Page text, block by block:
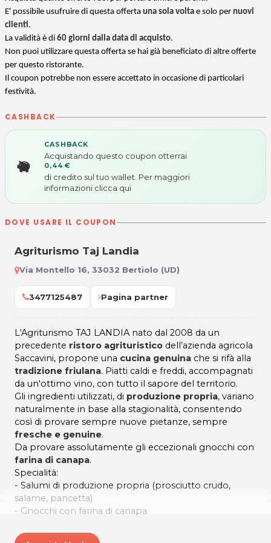
E' possibile usufruire di questa offerta una sola volta e solo per nuovi
clienti.
La validità è di 60 giorni dalla data di acquisto.
Non puoi utilizzare questa offerta se hai già beneficiato di altre offerte
per questo ristorante.
Il coupon potrebbe non essere accettato in occasione di particolari
festività.
CASHBACK
CASHBACK
Acquistando questo coupon otterrai
0,44 €
di credito sul tuo wallet. Per maggiori
informazioni clicca qui
DOVE USARE IL COUPON
Agriturismo Taj Landia
Via Montello 16, 33032 Bertiolo (UD)
3477125487 Pagina partner
L'Agriturismo TAJ LANDIA nato dal 2008 da un
precedente ristoro agrituristico dell’azienda agricola
Saccavini, propone una cucina genuina che si rifà alla
tradizione friulana. Piatti caldi e freddi, accompagnati
da un'ottimo vino, con tutto il sapore del territorio.
Gli ingredienti utilizzati, di produzione propria, variano
naturalmente in base alla stagionalità, consentendo
così di provare sempre nuove pietanze, sempre
fresche e genuine.
Da provare assolutamente gli eccezionali gnocchi con
farina di canapa.
Specialità:
- Salumi di produzione propria (prosciutto crudo,
salame, pancetta)
- Gnocchi con farina di canapa
piatti con verdure in base alla stagione